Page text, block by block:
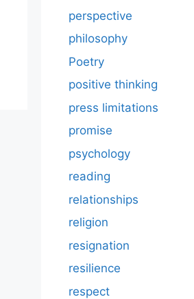
perspective
philosophy
Poetry
positive thinking
press limitations
promise
psychology
reading
relationships
religion
resignation
resilience
respect